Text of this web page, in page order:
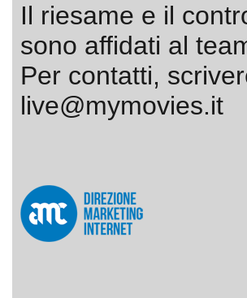
Il riesame e il
sono affidati al
Per contatti,
live@mymovies.it